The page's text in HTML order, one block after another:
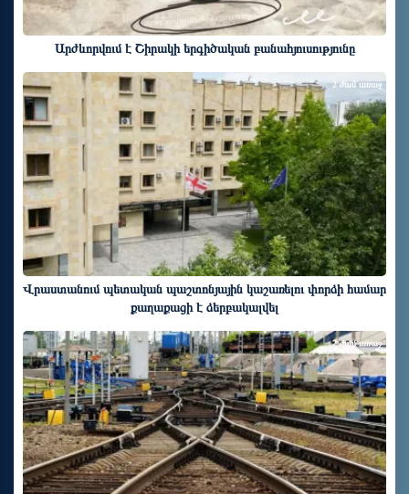
Արժևորվում է Շիրակի երգիծական բանահյուսությունը
Վրաստանում պետական ​​պաշտոնյային կաշառելու փորձի համար
քաղաքացի է ձերբակալվել
2 ժամ առաջ
2 ժամ առաջ